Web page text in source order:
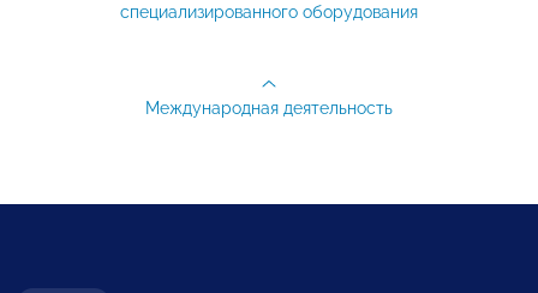
специализированного оборудования
Международная деятельность